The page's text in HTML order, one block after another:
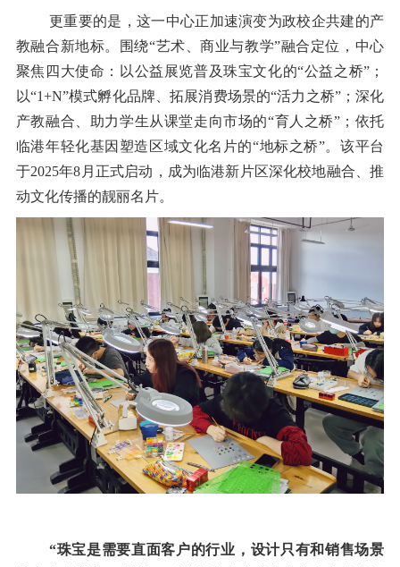
更重要的是，这一中心正加速演变为政校企共建的产
教融合新地标。围绕“艺术、商业与教学”融合定位，中心
聚焦四大使命：以公益展览普及珠宝文化的“公益之桥” ；
以“1+N”模式孵化品牌、拓展消费场景的“活力之桥”；深化
产教融合、助力学生从课堂走向市场的“育人之桥”；依托
临港年轻化基因塑造区域文化名片的“地标之桥”。该平台
于2025年8 月正式启动，成为临港新片区深化校地融合、推
动文化传播的靓丽名片。
“珠宝是需要直面客户的行业，设计只有和销售场景